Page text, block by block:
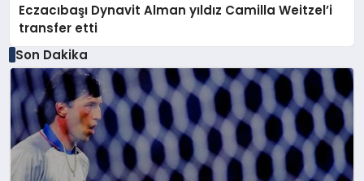
Eczacıbaşı Dynavit Alman yıldız Camilla Weitzel’i
transfer etti
Son Dakika